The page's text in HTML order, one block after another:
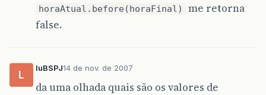
horaAtual.before(horaFinal)
me retorna
false.
L
luBSPJ14 de nov. de 2007
da uma olhada quais são os valores de